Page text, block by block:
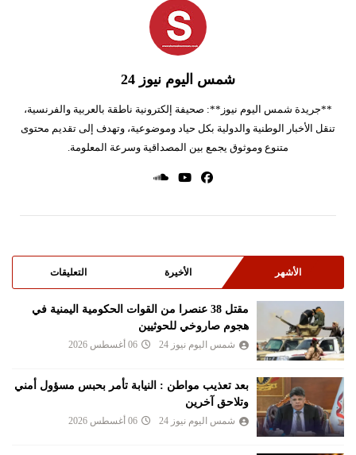
شمس اليوم نيوز 24
**جريدة شمس اليوم نيوز**: صحيفة إلكترونية ناطقة بالعربية والفرنسية،
تنقل الأخبار الوطنية والدولية بكل حياد وموضوعية، وتهدف إلى تقديم محتوى
متنوع وموثوق يجمع بين المصداقية وسرعة المعلومة.
الأشهر الأخيرة التعليقات
مقتل 38 عنصرا من القوات الحكومية اليمنية في
هجوم صاروخي للحوثيين
شمس اليوم نيوز 24 06 أغسطس 2026
بعد تعذيب مواطن : النيابة تأمر بحبس مسؤول أمني
وتلاحق آخرين
شمس اليوم نيوز 24 06 أغسطس 2026